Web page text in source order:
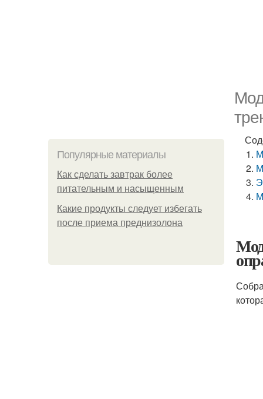
Популярные материалы
Как сделать завтрак более
питательным и насыщенным
Какие продукты следует избегать
после приема преднизолона